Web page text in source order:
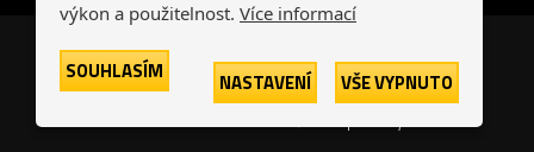
Česká republika Slovensko
- -
výkon a použitelnost. Více informací
SOUHLASÍM NASTAVENÍ VŠE VYPNUTO